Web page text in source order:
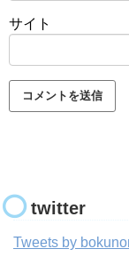
サイト
twitter
Tweets by